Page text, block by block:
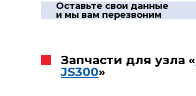
Оставьте свои данные
и мы вам перезвоним
Запчасти для узла «
JS300»